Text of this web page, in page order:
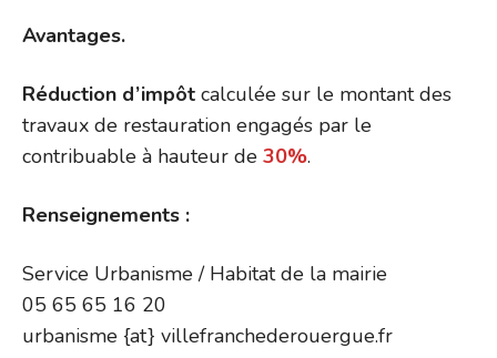
Avantages.
Réduction d’impôt calculée sur le montant des
travaux de restauration engagés par le
contribuable à hauteur de 30%.
Renseignements :
Service Urbanisme / Habitat de la mairie
05 65 65 16 20
urbanisme {at} villefranchederouergue.fr